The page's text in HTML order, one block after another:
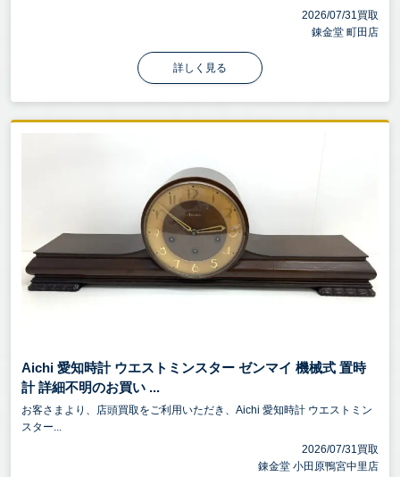
2026/07/31買取
錬金堂 町田店
詳しく見る
Aichi 愛知時計 ウエストミンスター ゼンマイ 機械式 置時
計 詳細不明のお買い ...
お客さまより、店頭買取をご利用いただき、Aichi 愛知時計 ウエストミン
スター...
2026/07/31買取
錬金堂 小田原鴨宮中里店